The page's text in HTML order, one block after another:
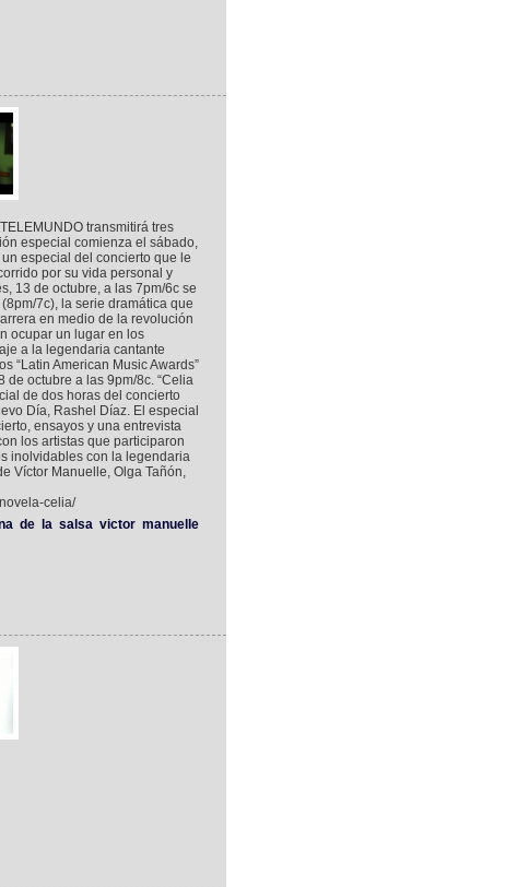
transmitirá tres
especial comienza el sábado,
especial del concierto que le
por su vida personal y
13 de octubre, a las 7pm/6c se
7c), la serie dramática que
en medio de la revolución
ocupar un lugar en los
a la legendaria cantante
“Latin American Music Awards”
octubre a las 9pm/8c. “Celia
de dos horas del concierto
Día, Rashel Díaz. El especial
ensayos y una entrevista
los artistas que participaron
inolvidables con la legendaria
Víctor Manuelle, Olga Tañón,
celia/
de la salsa victor manuelle